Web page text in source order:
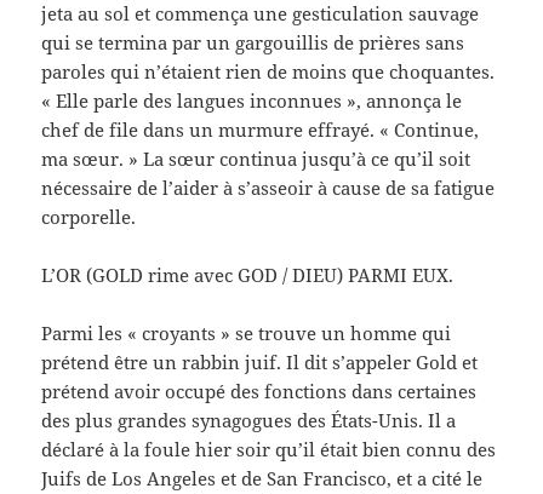
jeta au sol et commença une gesticulation sauvage
qui se termina par un gargouillis de prières sans
paroles qui n’étaient rien de moins que choquantes.
« Elle parle des langues inconnues », annonça le
chef de file dans un murmure effrayé. « Continue,
ma sœur. » La sœur continua jusqu’à ce qu’il soit
nécessaire de l’aider à s’asseoir à cause de sa fatigue
corporelle.
L’OR (GOLD rime avec GOD / DIEU) PARMI EUX.
Parmi les « croyants » se trouve un homme qui
prétend être un rabbin juif. Il dit s’appeler Gold et
prétend avoir occupé des fonctions dans certaines
des plus grandes synagogues des États-Unis. Il a
déclaré à la foule hier soir qu’il était bien connu des
Juifs de Los Angeles et de San Francisco, et a cité le